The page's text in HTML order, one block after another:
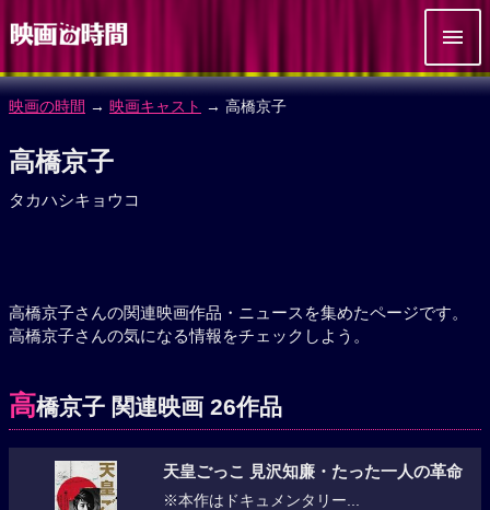
映画の時間 → 映画キャスト → 高橋京子
高橋京子
タカハシキョウコ
高橋京子さんの関連映画作品・ニュースを集めたページです。
高橋京子さんの気になる情報をチェックしよう。
高橋京子 関連映画 26作品
天皇ごっこ 見沢知廉・たった一人の革命
※本作はドキュメンタリー...